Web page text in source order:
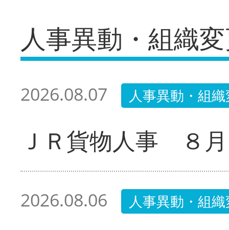
人事異動・組織
2026.08.07 人事異動・組
ＪＲ貨物人事 ８
2026.08.06 人事異動・組